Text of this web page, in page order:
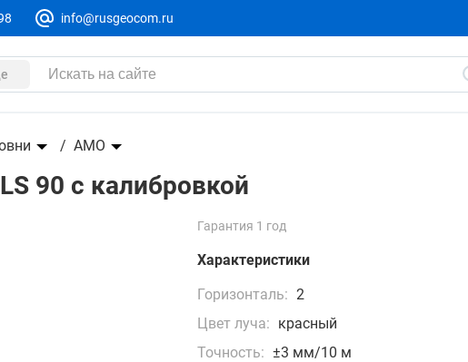
info@rusgeocom.ru
AMO
90 с калибровкой
Гарантия 1 год
Характеристики
Горизонталь: 2
Цвет луча: красный
Точность: ±3 мм/10 м